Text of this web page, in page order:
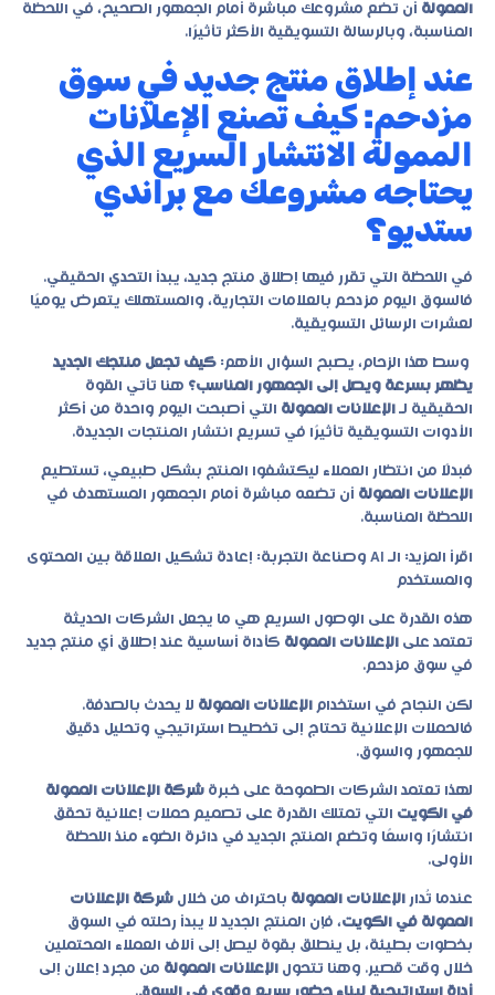
الممولة أن تضع مشروعك مباشرة أمام الجمهور الصحيح، في اللحظة
المناسبة، وبالرسالة التسويقية الأكثر تأثيرًا.
عند إطلاق منتج جديد في سوق
مزدحم: كيف تصنع الإعلانات
الممولة الانتشار السريع الذي
يحتاجه مشروعك مع براندي
ستديو؟
في اللحظة التي تقرر فيها إطلاق منتج جديد، يبدأ التحدي الحقيقي.
فالسوق اليوم مزدحم بالعلامات التجارية، والمستهلك يتعرض يوميًا
لعشرات الرسائل التسويقية.
وسط هذا الزحام، يصبح السؤال الأهم: كيف تجعل منتجك الجديد
يظهر بسرعة ويصل إلى الجمهور المناسب؟ هنا تأتي القوة
الحقيقية لـ الإعلانات الممولة التي أصبحت اليوم واحدة من أكثر
الأدوات التسويقية تأثيرًا في تسريع انتشار المنتجات الجديدة.
فبدلًا من انتظار العملاء ليكتشفوا المنتج بشكل طبيعي، تستطيع
الإعلانات الممولة أن تضعه مباشرة أمام الجمهور المستهدف في
اللحظة المناسبة.
اقرأ المزيد:
الـ AI وصناعة التجربة: إعادة تشكيل العلاقة بين المحتوى
والمستخدم
هذه القدرة على الوصول السريع هي ما يجعل الشركات الحديثة
تعتمد على الإعلانات الممولة كأداة أساسية عند إطلاق أي منتج جديد
في سوق مزدحم.
لكن النجاح في استخدام الإعلانات الممولة لا يحدث بالصدفة.
فالحملات الإعلانية تحتاج إلى تخطيط استراتيجي وتحليل دقيق
للجمهور والسوق.
لهذا تعتمد الشركات الطموحة على خبرة شركة الإعلانات الممولة
في الكويت التي تمتلك القدرة على تصميم حملات إعلانية تحقق
انتشارًا واسعًا وتضع المنتج الجديد في دائرة الضوء منذ اللحظة
الأولى.
عندما تُدار الإعلانات الممولة باحتراف من خلال شركة الإعلانات
الممولة في الكويت، فإن المنتج الجديد لا يبدأ رحلته في السوق
بخطوات بطيئة، بل ينطلق بقوة ليصل إلى آلاف العملاء المحتملين
خلال وقت قصير. وهنا تتحول الإعلانات الممولة من مجرد إعلان إلى